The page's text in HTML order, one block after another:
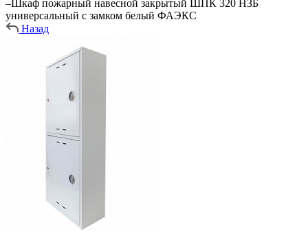
–Шкаф пожарный навесной закрытый ШПК 320 НЗБ
универсальный с замком белый ФАЭКС
Назад